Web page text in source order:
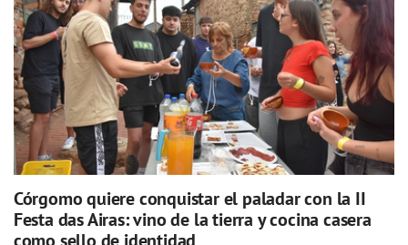
Córgomo quiere conquistar el paladar con la II
Festa das Airas: vino de la tierra y cocina casera